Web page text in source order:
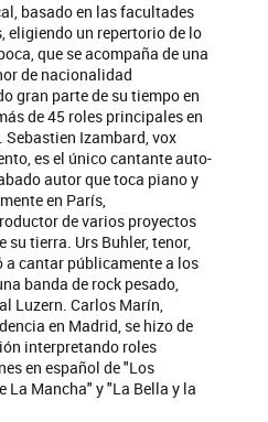
basado en las facultades
eligiendo un repertorio de lo
que se acompaña de una
de nacionalidad
gran parte de su tiempo en
de 45 roles principales en
Izambard, vox
es el único cantante auto-
autor que toca piano y
en París,
de varios proyectos
tierra. Urs Buhler, tenor,
a cantar públicamente a los
banda de rock pesado,
Luzern. Carlos Marín,
en Madrid, se hizo de
interpretando roles
en español de "Los
La Mancha" y "La Bella y la